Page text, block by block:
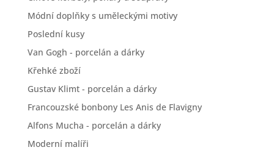
Módní doplňky s uměleckými motivy
Poslední kusy
Van Gogh - porcelán a dárky
Křehké zboží
Gustav Klimt - porcelán a dárky
Francouzské bonbony Les Anis de Flavigny
Alfons Mucha - porcelán a dárky
Moderní malíři